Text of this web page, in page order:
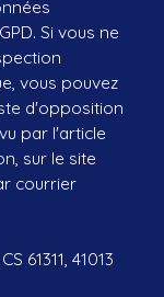
Si vous ne
vous pouvez
d'opposition
par l'article
sur le site
courrier
61311, 41013